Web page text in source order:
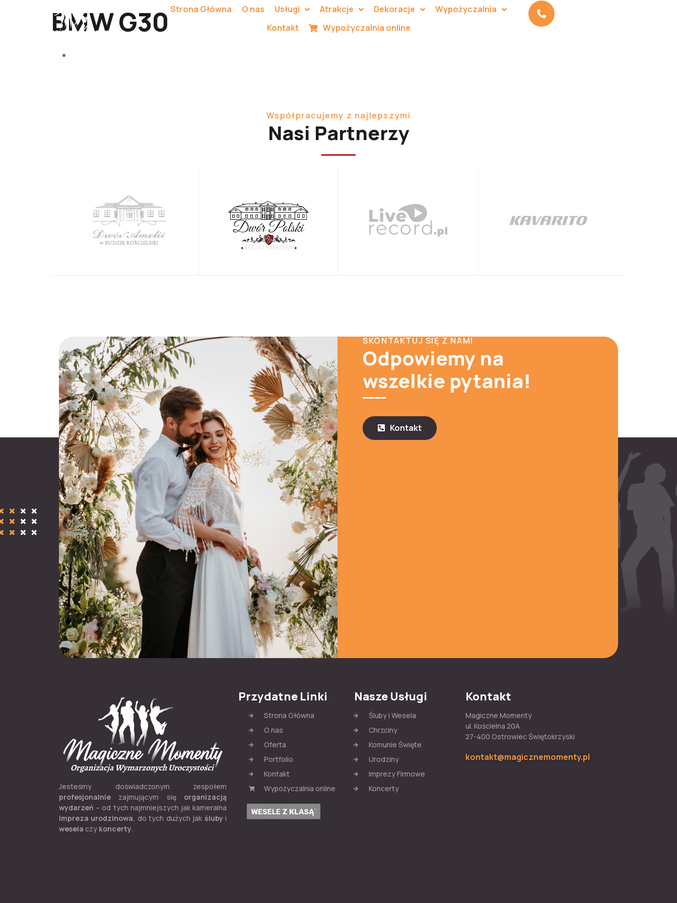
Strona Główna O nas Usługi Atrakcje Dekoracje
Wypożyczalnia
Kontakt
Wypożyczalnia online
BMW G30
Współpracujemy z najlepszymi
Nasi Partnerzy
SKONTAKTUJ SIĘ Z NAMI
Odpowiemy na
wszelkie pytania!
Kontakt
Jesteśmy doświadczonym zespołem
profesjonalnie zajmującym się organizacją
wydarzeń – od tych najmniejszych jak kameralna
impreza urodzinowa, do tych dużych jak śluby i
wesela czy koncerty.
Przydatne Linki
Strona Główna
O nas
Oferta
Portfolio
Kontakt
Wypożyczalnia online
Nasze Usługi
Śluby i Wesela
Chrzciny
Komunie Święte
Urodziny
Imprezy Firmowe
Koncerty
Kontakt
Magiczne Momenty
ul. Kościelna 20A
27-400 Ostrowiec Świętokrzyski
kontakt@magicznemomenty.pl